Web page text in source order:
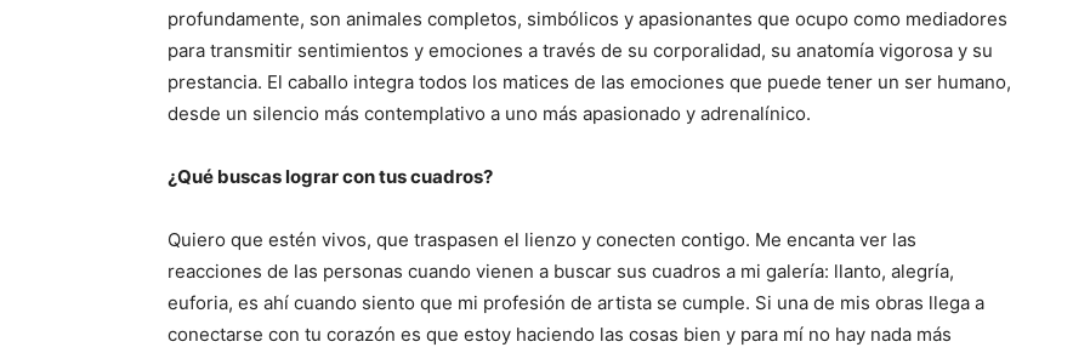
profundamente, son animales completos, simbólicos y apasionantes que ocupo como mediadores
para transmitir sentimientos y emociones a través de su corporalidad, su anatomía vigorosa y su
prestancia. El caballo integra todos los matices de las emociones que puede tener un ser humano,
desde un silencio más contemplativo a uno más apasionado y adrenalínico.
¿Qué buscas lograr con tus cuadros?
Quiero que estén vivos, que traspasen el lienzo y conecten contigo. Me encanta ver las
reacciones de las personas cuando vienen a buscar sus cuadros a mi galería: llanto, alegría,
euforia, es ahí cuando siento que mi profesión de artista se cumple. Si una de mis obras llega a
conectarse con tu corazón es que estoy haciendo las cosas bien y para mí no hay nada más